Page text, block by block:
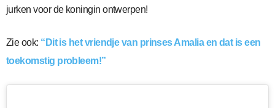
jurken voor de koningin ontwerpen!
Zie ook: “Dit is het vriendje van prinses Amalia en dat is een
toekomstig probleem!”